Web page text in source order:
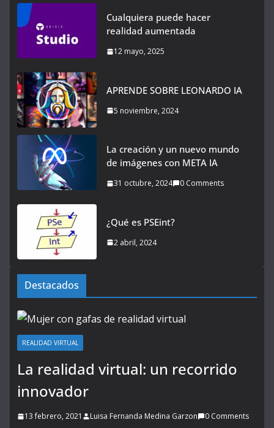
Cualquiera puede hacer
realidad aumentada
12 mayo, 2025
APRENDE SOBRE LEONARDO IA
5 noviembre, 2024
La creación y un nuevo mundo
de imágenes con META IA
31 octubre, 2024 0 Comments
¿Qué es PSEint?
2 abril, 2024
Destacados
REALIDAD VIRTUAL
La realidad virtual: un recorrido
innovador
13 febrero, 2021 Luisa Fernanda Medina Garzon 0 Comments